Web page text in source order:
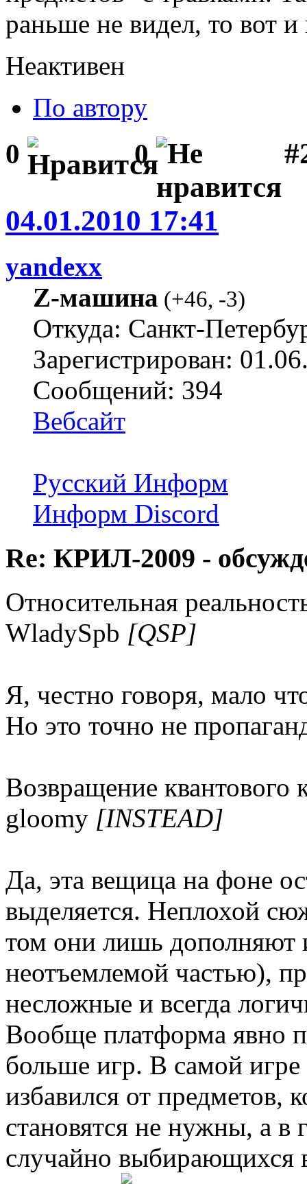
раньше не видел, то вот
Неактивен
По автору
0 0
04.01.2010 17:41
yandexx
Z-машина (+46, -3)
Откуда: Санкт-
Зарегистрирован:
Сообщений: 394
Вебсайт
Русский Информ
Информ Discord
Re: КРИЛ-2009 -
Относительная
WladySpb [QSP]
Я, честно говоря, мало
Но это точно не
Возвращение квантового
gloomy [INSTEAD]
Да, эта вещица на фоне
выделяется. Неплохой
том они лишь дополняют
неотъемлемой частью),
несложные и всегда
Вообще платформа явно
больше игр. В самой игре
избавился от предметов,
становятся не нужны, а в
случайно выбирающихся